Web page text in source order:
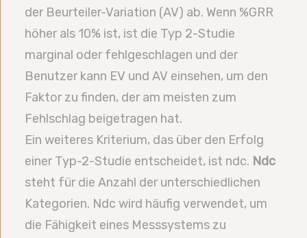
der Beurteiler-Variation (AV) ab. Wenn %GRR
höher als 10% ist, ist die Typ 2-Studie
marginal oder fehlgeschlagen und der
Benutzer kann EV und AV einsehen, um den
Faktor zu finden, der am meisten zum
Fehlschlag beigetragen hat.
Ein weiteres Kriterium, das über den Erfolg
einer Typ-2-Studie entscheidet, ist ndc. Ndc
steht für die Anzahl der unterschiedlichen
Kategorien. Ndc wird häufig verwendet, um
die Fähigkeit eines Messsystems zu